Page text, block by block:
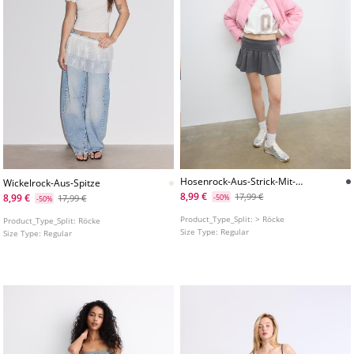
Wickelrock-Aus-Spitze
8,99 €
-50% 17,99 €
Product_Type_Split: Röcke
Size Type: Regular
Hosenrock-Aus-Strick-Mit-
Breitem-Bund
8,99 € -50% 17,99 €
Product_Type_Split:> Röcke
Size Type: Regular